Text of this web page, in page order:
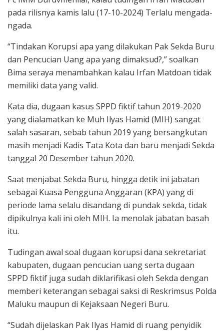
pada rilisnya kamis lalu (17-10-2024) Terlalu mengada-
ngada.
“Tindakan Korupsi apa yang dilakukan Pak Sekda Buru
dan Pencucian Uang apa yang dimaksud?,” soalkan
Bima seraya menambahkan kalau Irfan Matdoan tidak
memiliki data yang valid.
Kata dia, dugaan kasus SPPD fiktif tahun 2019-2020
yang dialamatkan ke Muh Ilyas Hamid (MIH) sangat
salah sasaran, sebab tahun 2019 yang bersangkutan
masih menjadi Kadis Tata Kota dan baru menjadi Sekda
tanggal 20 Desember tahun 2020.
Saat menjabat Sekda Buru, hingga detik ini jabatan
sebagai Kuasa Pengguna Anggaran (KPA) yang di
periode lama selalu disandang di pundak sekda, tidak
dipikulnya kali ini oleh MIH. Ia menolak jabatan basah
itu.
Tudingan awal soal dugaan korupsi dana sekretariat
kabupaten, dugaan pencucian uang serta dugaan
SPPD fiktif juga sudah diklarifikasi oleh Sekda dengan
memberi keterangan sebagai saksi di Reskrimsus Polda
Maluku maupun di Kejaksaan Negeri Buru.
“Sudah dijelaskan Pak Ilyas Hamid di ruang penyidik